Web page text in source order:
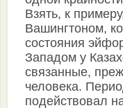
Взять, к
Вашингтоном,
состояния
Западом у
связанные,
человека.
подействовал